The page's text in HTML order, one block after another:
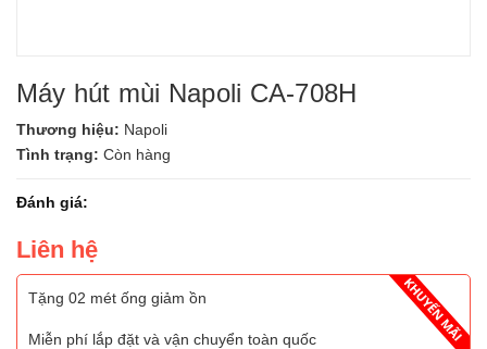
Máy hút mùi Napoli CA-708H
Thương hiệu: Napoli
Tình trạng: Còn hàng
Đánh giá:
Liên hệ
Tặng 02 mét ống giảm ồn
Miễn phí lắp đặt và vận chuyển toàn quốc